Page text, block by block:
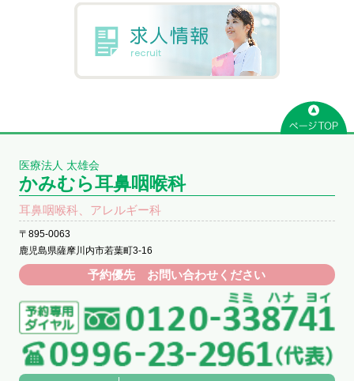
医療法人 太雄会
かみむら耳鼻咽喉科
耳鼻咽喉科、アレルギー科
〒895-0063
鹿児島県薩摩川内市若葉町3-16
予約優先 お問い合わせください